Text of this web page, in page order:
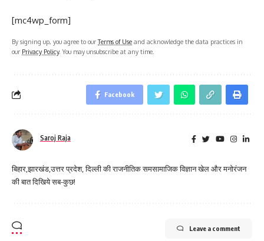
[mc4wp_form]
By signing up, you agree to ourTerms of Use and acknowledge the data practices in
our Privacy Policy. You may unsubscribe at any time.
Facebook
Saroj Raja
बिहार,झारखंड,उत्तर प्रदेश, दिल्ली की राजनीतिक समसामाजिक विज्ञान खेल और मनोरंजन
की बात दिखिये सब-कुछ!
Leave a comment